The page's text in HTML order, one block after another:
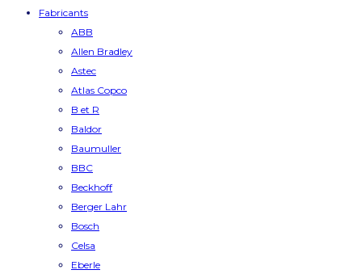
Fabricants
ABB
Allen Bradley
Astec
Atlas Copco
B et R
Baldor
Baumuller
BBC
Beckhoff
Berger Lahr
Bosch
Celsa
Eberle